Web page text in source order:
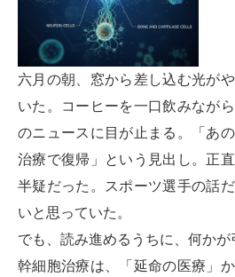
六月の朝、窓から差し込む光が
いた。コーヒーを一口飲みなが
のニュースに目が止まる。「あ
治療で復帰」という見出し。正
半疑だった。スポーツ選手の話
いと思っていた。
でも、読み進めるうちに、何かが
幹細胞治療は、「延命の医療」